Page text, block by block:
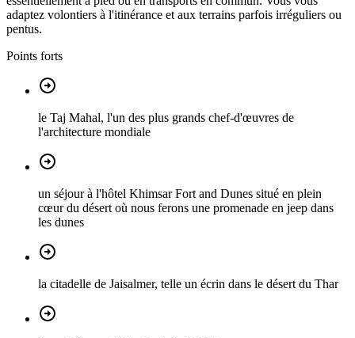
adaptez volontiers à l'itinérance et aux terrains parfois irréguliers ou
pentus.
Points forts
le Taj Mahal, l'un des plus grands chef-d'œuvres de
l'architecture mondiale
un séjour à l'hôtel Khimsar Fort and Dunes situé en plein
cœur du désert où nous ferons une promenade en jeep dans
les dunes
la citadelle de Jaisalmer, telle un écrin dans le désert du Thar